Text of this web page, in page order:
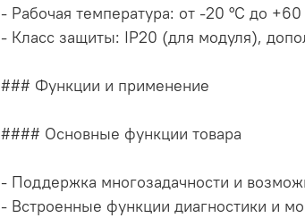
- Рабочая температура: от -20 °C до +60
- Класс защиты: IP20 (для модуля),
### Функции и применение
#### Основные функции товара
- Поддержка многозадачности и
- Встроенные функции диагностики и